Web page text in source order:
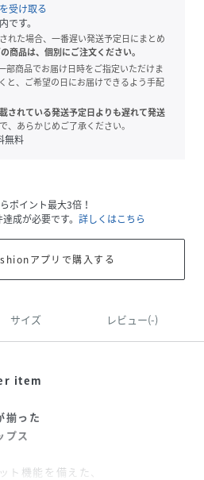
受け取る
です。
れた場合、一番遅い発送予定日にまとめ
商品は、個別にご注文ください。
商品でお届け日時をご指定いただけま
と、ご希望の日にお届けできるよう手配
されている発送予定日よりも遅れて発送
、あらかじめご了承ください。
無料
ポイント最大3倍！
成が必要です。 詳しくはこちら
アプリで購入する
サイズ レビュー(-)
item
揃った
プス
機能を備えた、